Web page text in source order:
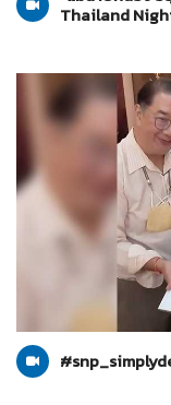
Thailand
19-07-2567